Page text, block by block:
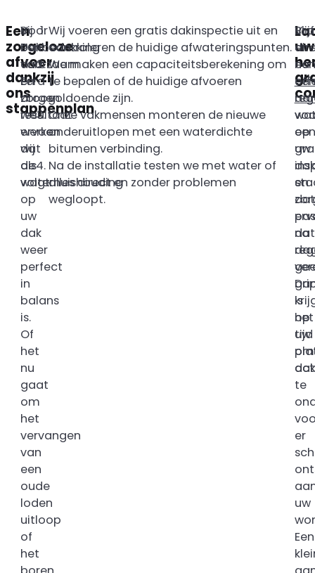
Een
zorgeloze
afvoer
dankzij
ons
stappenplan
Bij
Dakbedekking
van
Eerd
zorgen
we
ervoor
dat
de
waterhuishouding
op
uw
dak
weer
perfect
in
balans
is.
Of
het
nu
gaat
om
het
vervangen
van
een
oude
loden
uitloop
of
het
Voor
een
duurzaam
en
droog
resultaat
werken
wij
als
volgt:
Wij voeren een gratis dakinspectie uit en
controleren de huidige afwateringspunten.
We maken een capaciteitsberekening om
te bepalen of de huidige afvoeren
voldoende zijn.
Onze vakmensen monteren de nieuwe
onderuitlopen met een waterdichte
bitumen verbinding.
Na de installatie testen we met water of
alles direct en zonder problemen
wegloopt.
uw
er
na
een
op
uw
dak
dat
pas
na
is
het
tijd
om
te
er
uw
Een
een
een
en
dat
op
uw